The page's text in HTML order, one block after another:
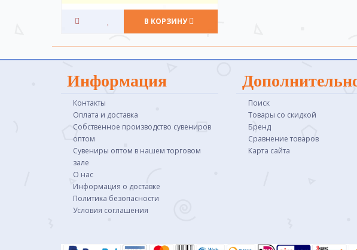
В КОРЗИНУ
Информация
Контакты
Оплата и доставка
Собственное производство сувениров
оптом
Сувениры оптом в нашем торговом
зале
О нас
Информация о доставке
Политика безопасности
Условия соглашения
Поиск
Товары со скидкой
Бренд
Сравнение товаров
Карта сайта